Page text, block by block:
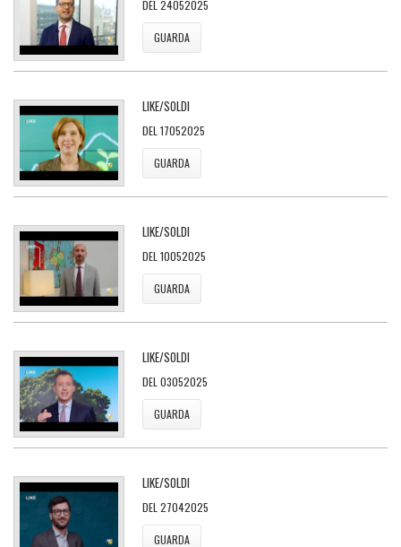
DEL 24052025
GUARDA
LIKE/SOLDI
DEL 17052025
GUARDA
LIKE/SOLDI
DEL 10052025
GUARDA
LIKE/SOLDI
DEL 03052025
GUARDA
LIKE/SOLDI
DEL 27042025
GUARDA